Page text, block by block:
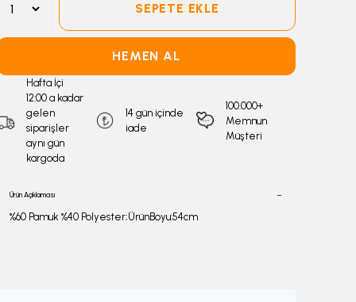
SEPETE EKLE
HEMEN AL
Hafta İçi
12:00 a kadar
gelen
siparişler
aynı gün
kargoda
14 gün içinde
iade
100.000+
Memnun
Müşteri
Ürün Açıklaması
%60 Pamuk %40 Polyester;ÜrünBoyu:54cm